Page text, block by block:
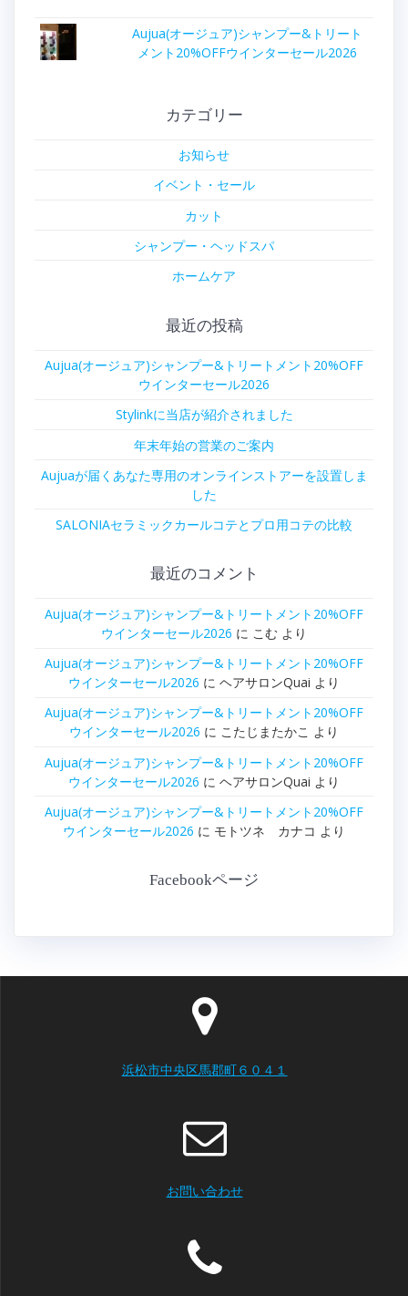
Aujua(オージュア)シャンプー&トリート
メント20%OFFウインターセール2026
カテゴリー
お知らせ
イベント・セール
カット
シャンプー・ヘッドスパ
ホームケア
最近の投稿
Aujua(オージュア)シャンプー&トリートメント20%OFF
ウインターセール2026
Stylinkに当店が紹介されました
年末年始の営業のご案内
Aujuaが届くあなた専用のオンラインストアーを設置しま
した
SALONIAセラミックカールコテとプロ用コテの比較
最近のコメント
Aujua(オージュア)シャンプー&トリートメント20%OFF
ウインターセール2026 に こむ より
Aujua(オージュア)シャンプー&トリートメント20%OFF
ウインターセール2026 に ヘアサロンQuai より
Aujua(オージュア)シャンプー&トリートメント20%OFF
ウインターセール2026 に こたじまたかこ より
Aujua(オージュア)シャンプー&トリートメント20%OFF
ウインターセール2026 に ヘアサロンQuai より
Aujua(オージュア)シャンプー&トリートメント20%OFF
ウインターセール2026 に モトツネ カナコ より
Facebookページ
浜松市中央区馬郡町６０４１
お問い合わせ